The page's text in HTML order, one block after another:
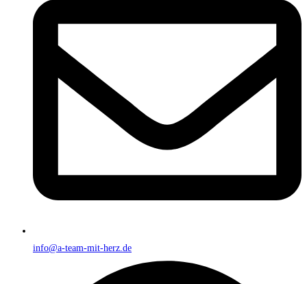
info@a-team-mit-herz.de